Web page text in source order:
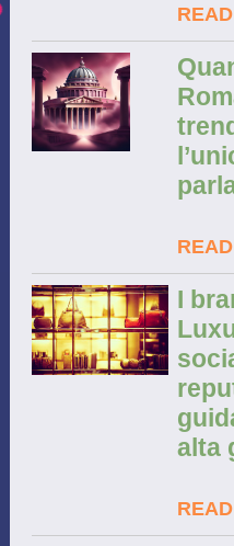
I
alta